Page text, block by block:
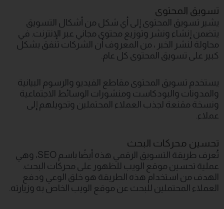
تسويق المحتوى
يشير تسويق المحتوى إلى أي شكل من أشكال التسويق
يتضمن إنشاء ونشر وتوزيع محتوى مجاني عبر الإنترنت. في
محاولة لنشر الخبر ، من المعروف أن الشركات تنفق بشكل
كبير على تسويق المحتوى كل عام.
يستخدم تسويق المحتوى مقاطع الفيديو والرسوم البيانية
والمدونات والبودكاست ومنشورات الوسائط الاجتماعية
ونسخة مقنعة لجذب العملاء المحتملين وتحويلهم إلى
عملاء.
تحسين محركات البحث
تُعرف طريقة التسويق الرقمي هذه أيضًا باسم SEO، وهي
عملية تحسين موقع الويب للظهور على محركات البحث.
الهدف من استخدام هذه الطريقة هو خلق الوعي ودفع
العملاء المحتملين للبحث عن موقع الويب الخاص به وزيارته.